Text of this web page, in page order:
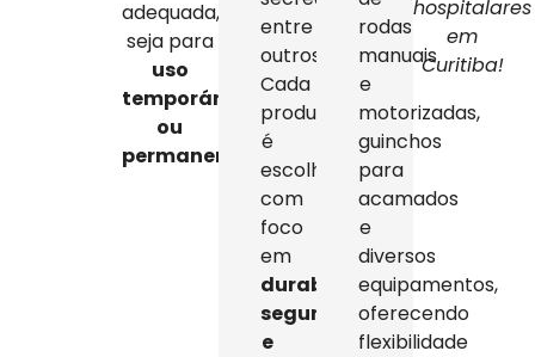
adequada,
seja para
uso
temporário
ou
permanente
entre
outros.
Cada
produto
é
escolhido
com
foco
em
durabilidade,
segurança
e
rodas
manuais
e
motorizadas,
guinchos
para
acamados
e
diversos
equipamentos,
oferecendo
flexibilidade
hospitalares
em
Curitiba!